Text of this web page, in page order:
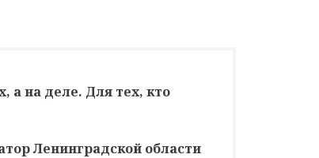
а на деле. Для тех, кто
Ленинградской области